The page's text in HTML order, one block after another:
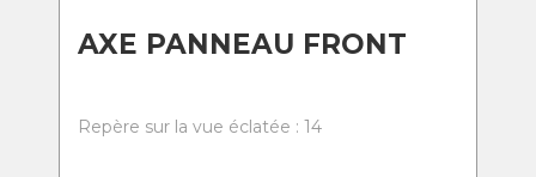
AXE PANNEAU FRONT
Repère sur la vue éclatée : 14